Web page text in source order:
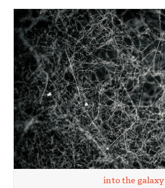
into the galaxy